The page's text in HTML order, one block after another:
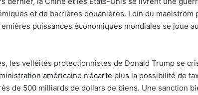
et de barrières douanières. Loin du
puissances économiques mondiales se joue
les velléités protectionnistes de Donald Trump se
américaine n’écarte plus la possibilité de
de 500 milliards de dollars de biens. Une sanction